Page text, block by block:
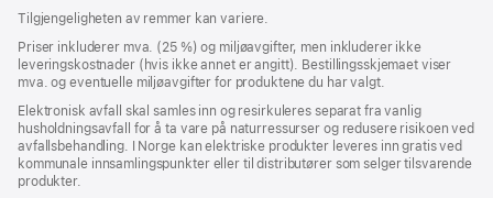
Tilgjengeligheten av remmer kan variere.
Priser inkluderer mva. (25 %) og miljøavgifter, men inkluderer ikke
leveringskostnader (hvis ikke annet er angitt). Bestillingsskjemaet viser
mva. og eventuelle miljøavgifter for produktene du har valgt.
Elektronisk avfall skal samles inn og resirkuleres separat fra vanlig
husholdningsavfall for å ta vare på naturressurser og redusere risikoen ved
avfallsbehandling. I Norge kan elektriske produkter leveres inn gratis ved
kommunale innsamlingspunkter eller til distributører som selger tilsvarende
produkter.